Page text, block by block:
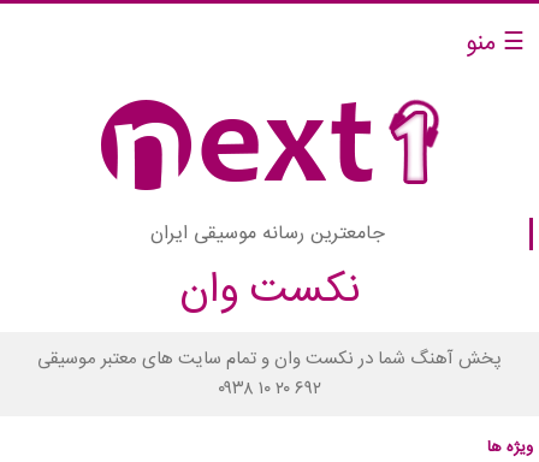
☰ منو
جامعترین رسانه موسیقی ایران
نکست وان
پخش آهنگ شما در نکست وان و تمام سایت های معتبر موسیقی
۰۹۳۸ ۱۰ ۲۰ ۶۹۲
ویژه ها